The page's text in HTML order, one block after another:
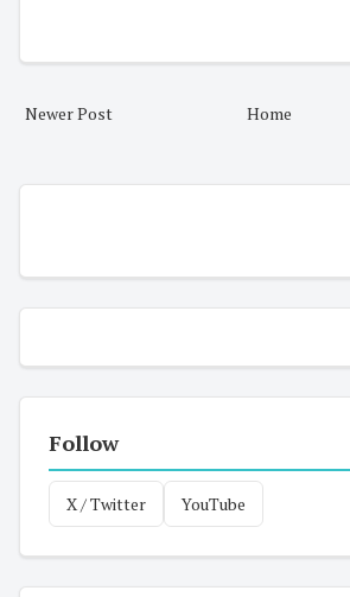
Newer Post Home
Follow
X / Twitter YouTube